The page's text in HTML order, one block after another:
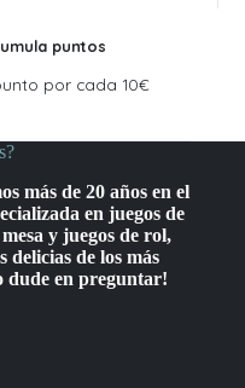
puntos
por cada 10€
más de 20 años en el
en juegos de
y juegos de rol,
delicias de los más
dude en preguntar!